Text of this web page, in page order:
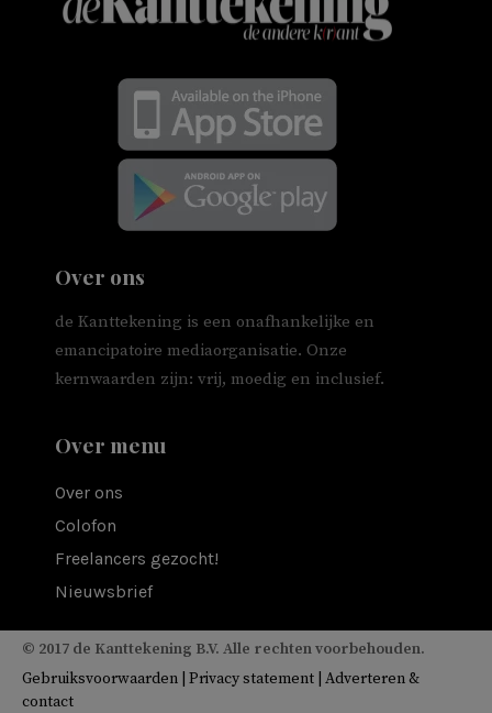
Over ons
de Kanttekening is een onafhankelijke en
emancipatoire mediaorganisatie. Onze
kernwaarden zijn: vrij, moedig en inclusief.
Over menu
Over ons
Colofon
Freelancers gezocht!
Nieuwsbrief
© 2017 de Kanttekening B.V. Alle rechten voorbehouden.
Gebruiksvoorwaarden Privacy statement Adverteren &
contact